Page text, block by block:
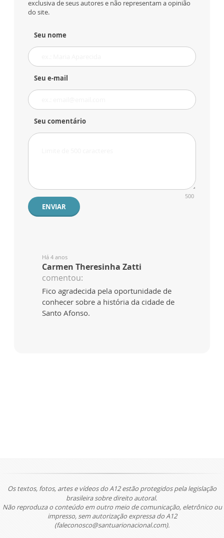
exclusiva de seus autores e não representam a opinião
do site.
Seu nome
Seu e-mail
Seu comentário
500
ENVIAR
Há 4 anos
Carmen Theresinha Zatti
comentou:
Fico agradecida pela oportunidade de
conhecer sobre a história da cidade de
Santo Afonso.
Os textos, fotos, artes e vídeos do A12 estão protegidos pela legislação
brasileira sobre direito autoral.
Não reproduza o conteúdo em outro meio de comunicação, eletrônico ou
impresso, sem autorização expressa do A12
(faleconosco@santuarionacional.com).